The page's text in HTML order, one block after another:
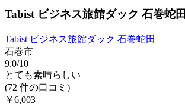
Tabist ビジネス旅館ダック 石巻蛇田
Tabist ビジネス旅館ダック 石巻蛇田
石巻市
9.0/10
とても素晴らしい
(72 件の口コミ)
￥6,003